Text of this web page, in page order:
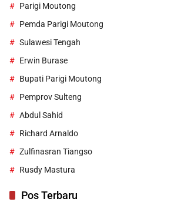
Parigi Moutong
Pemda Parigi Moutong
Sulawesi Tengah
Erwin Burase
Bupati Parigi Moutong
Pemprov Sulteng
Abdul Sahid
Richard Arnaldo
Zulfinasran Tiangso
Rusdy Mastura
Pos Terbaru